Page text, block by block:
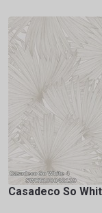
Casadeco So